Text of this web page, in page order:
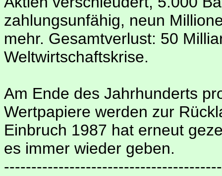
zahlungsunfähig, neun
mehr. Gesamtverlust: 50
Weltwirtschaftskrise.
Am Ende des Jahrhunderts
Wertpapiere werden zur
Einbruch 1987 hat erneut
es immer wieder geben.